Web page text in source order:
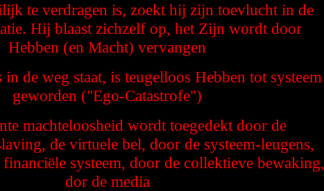
te verdragen is, zoekt hij zijn toevlucht in de
Hij blaast zichzelf op, het Zijn wordt door
Hebben (en Macht) vervangen
in de weg staat, is teugelloos Hebben tot systeem
geworden ("Ego-Catastrofe")
machteloosheid wordt toegedekt door de
de virtuele bel, door de systeem-leugens,
systeem, door de collektieve bewaking,
dor de media